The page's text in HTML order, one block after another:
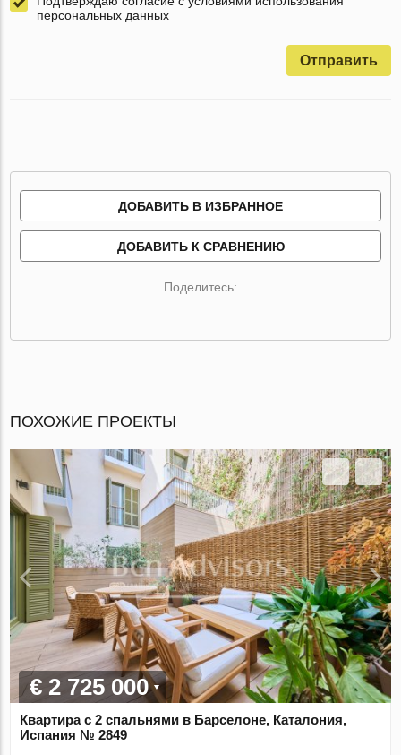
персональных данных
Отправить
ДОБАВИТЬ В ИЗБРАННОЕ
ДОБАВИТЬ К СРАВНЕНИЮ
Поделитесь:
ПОХОЖИЕ ПРОЕКТЫ
€ 2 725 000
Квартира с 2 спальнями в Барселоне, Каталония,
Испания № 2849